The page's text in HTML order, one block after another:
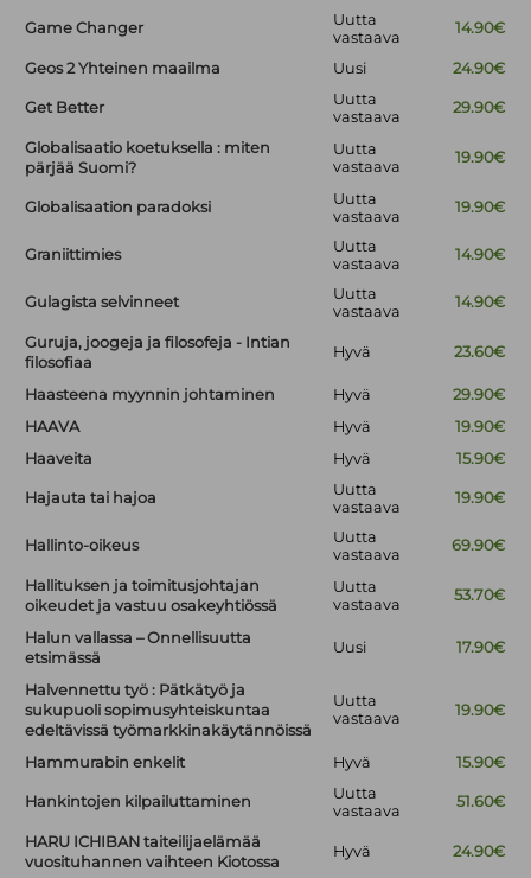
Game Changer
Uutta
vastaava
14.90€
Geos 2 Yhteinen maailma Uusi 24.90€
Get Better
Uutta
vastaava
29.90€
Globalisaatio koetuksella : miten
pärjää Suomi?
Uutta
vastaava
19.90€
Globalisaation paradoksi
Uutta
vastaava
19.90€
Graniittimies
Uutta
vastaava
14.90€
Gulagista selvinneet
Uutta
vastaava
14.90€
Guruja, joogeja ja filosofeja - Intian
filosofiaa
Hyvä 23.60€
Haasteena myynnin johtaminen Hyvä
29.90€
HAAVA
Hyvä
19.90€
Haaveita
Hyvä 15.90€
Hajauta tai hajoa
Uutta
vastaava
19.90€
Hallinto-oikeus
Uutta
vastaava
69.90€
Hallituksen ja toimitusjohtajan
oikeudet ja vastuu osakeyhtiössä
Uutta
vastaava
53.70€
Halun vallassa – Onnellisuutta
etsimässä
Uusi 17.90€
Halvennettu työ : Pätkätyö ja
sukupuoli sopimusyhteiskuntaa
edeltävissä työmarkkinakäytännöissä
Uutta
vastaava
19.90€
Hammurabin enkelit Hyvä 15.90€
Hankintojen kilpailuttaminen
Uutta
vastaava
51.60€
HARU ICHIBAN taiteilijaelämää
vuosituhannen vaihteen Kiotossa
Hyvä 24.90€